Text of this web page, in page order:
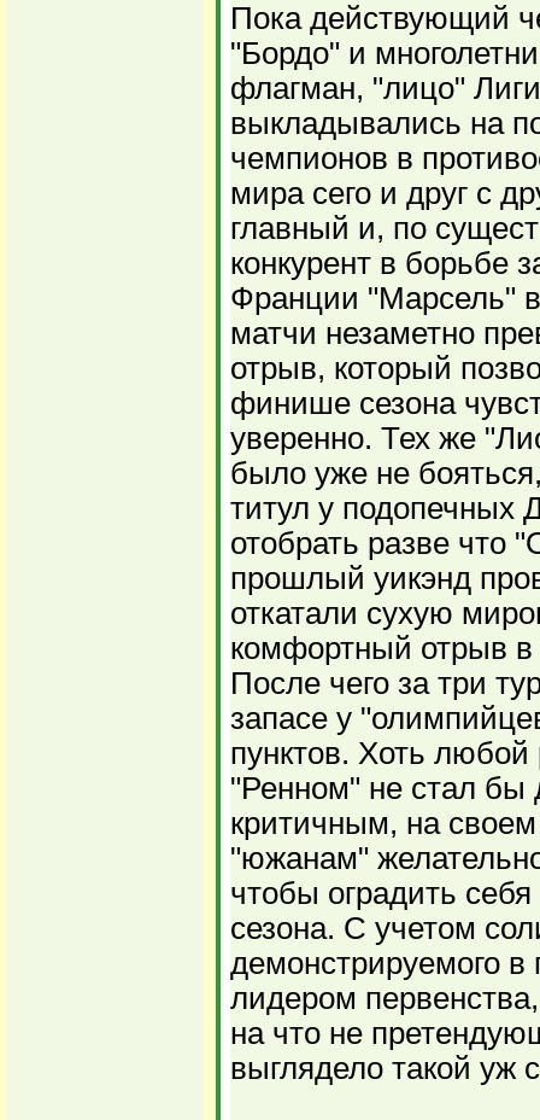
Пока действующий
"Бордо" и
флагман, "лицо"
выкладывались на
чемпионов в
мира сего и друг с
главный и, по
конкурент в борьбе
Франции "Марсель"
матчи незаметно
отрыв, который
финише сезона
уверенно. Тех же
было уже не
титул у
отобрать разве что
прошлый уикэнд
откатали сухую
комфортный отрыв в
После чего за три
запасе у
пунктов. Хоть любой
"Ренном" не стал бы
критичным, на
"южанам"
чтобы оградить
сезона. С учетом
демонстрируемого
лидером
на что не
выглядело такой уж